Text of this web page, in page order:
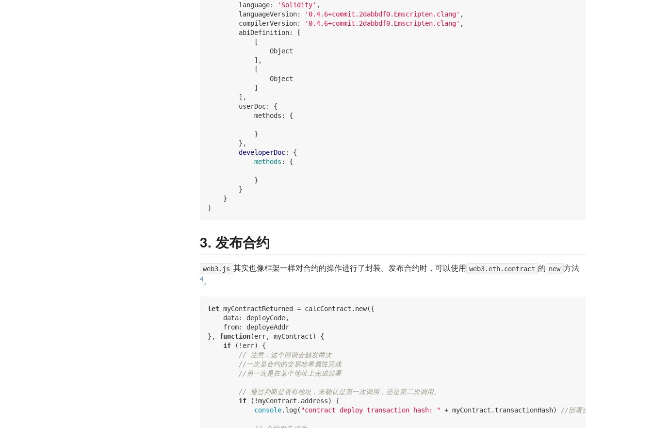
        language:
'Solidity' ,
        languageVersion:
'0.4.6+commit.2dabbdf0.Emscripten.clang' ,
        compilerVersion:
'0.4.6+commit.2dabbdf0.Emscripten.clang' ,
        abiDefinition: [
            [
                Object
            ],
            [
                Object
            ]
        ],
        userDoc: {
            methods: {
}
        },
developerDoc: {
methods : {
}
        }
    }
3. 发布合约
web3.js 其实也像框架一样对合约的操作进行了封装。发布合约时，可以使用 web3.eth.contract 的 new 方法
4。
let myContractReturned = calcContract.new({
    data: deployCode,
    from: deployeAddr
}, function(err, myContract)
{
if (!err) {
// 注意：这个回调会触发两次
//一次是合约的交易哈希属性完成
//另一次是在某个地址上完成部署
// 通过判断是否有地址，来确认是第一次调用，还是第二次调用。
if (!myContract.address) {
console.log( "contract deploy transaction hash: " + myContract.transactionHash) //部署合约的交易哈希值